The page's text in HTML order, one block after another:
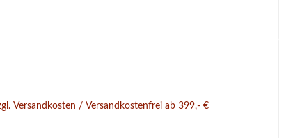
Versandkosten / Versandkostenfrei ab 399,- €